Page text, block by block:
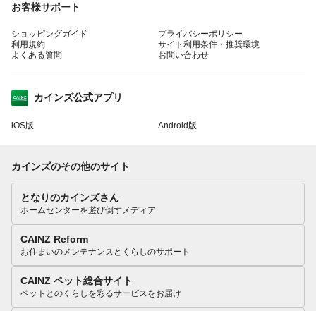
お客様サポート
ショッピングガイド
利用規約
よくある質問
プライバシーポリシー
サイト利用条件・推奨環境
お問い合わせ
カインズ公式アプリ
iOS版 Android版
カインズのその他のサイト
となりのカインズさん
ホームセンターを遊び倒すメディア
CAINZ Reform
お住まいのメンテナンスとくらしのサポート
CAINZ ペット総合サイト
ペットとのくらしを彩るサービスをお届け